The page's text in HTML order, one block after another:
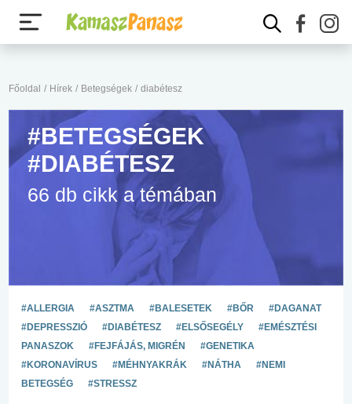
Főoldal / Hírek / Betegségek / diabétesz
#BETEGSÉGEK
#DIABÉTESZ
66 db cikk a témában
#ALLERGIA #ASZTMA #BALESETEK #BŐR
#DAGANAT
#DEPRESSZIÓ
#DIABÉTESZ #ELSŐSEGÉLY
#EMÉSZTÉSI
PANASZOK
#FEJFÁJÁS, MIGRÉN
#GENETIKA
#KORONAVÍRUS
#MÉHNYAKRÁK #NÁTHA
#NEMI
BETEGSÉG
#STRESSZ